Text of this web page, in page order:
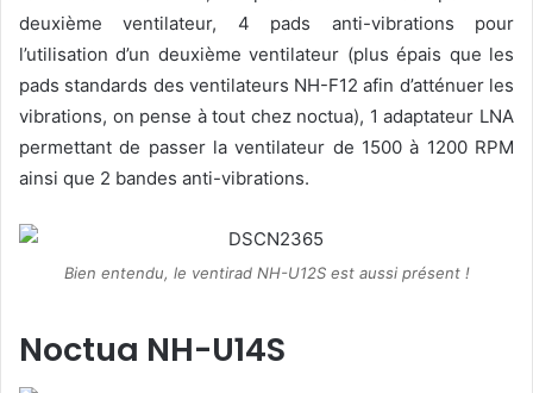
deuxième ventilateur, 4 pads anti-vibrations pour
l’utilisation d’un deuxième ventilateur (plus épais que les
pads standards des ventilateurs NH-F12 afin d’atténuer les
vibrations, on pense à tout chez noctua), 1 adaptateur LNA
permettant de passer la ventilateur de 1500 à 1200 RPM
ainsi que 2 bandes anti-vibrations.
Bien entendu, le ventirad NH-U12S est aussi présent !
Noctua NH-U14S